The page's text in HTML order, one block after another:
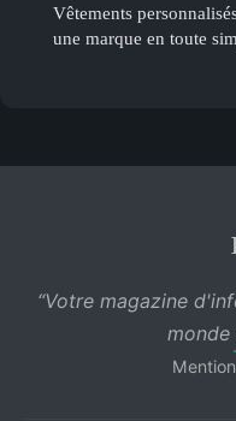
Vêtements
une marque en toute
“Votre magazine
monde